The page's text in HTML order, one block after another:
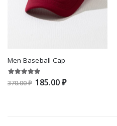
Men Baseball Cap
370.00 ₽ 185.00 ₽